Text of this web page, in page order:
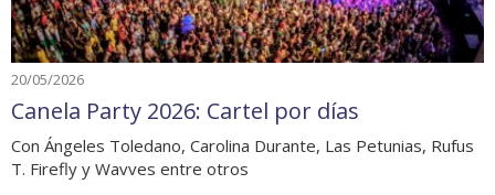
20/05/2026
Canela Party 2026: Cartel por días
Con Ángeles Toledano, Carolina Durante, Las Petunias, Rufus
T. Firefly y Wavves entre otros